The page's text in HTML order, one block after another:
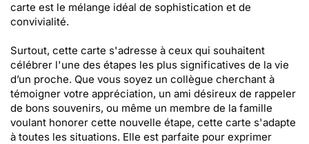
carte est le mélange idéal de sophistication et de
convivialité.
Surtout, cette carte s'adresse à ceux qui souhaitent
célébrer l'une des étapes les plus significatives de la vie
d’un proche. Que vous soyez un collègue cherchant à
témoigner votre appréciation, un ami désireux de rappeler
de bons souvenirs, ou même un membre de la famille
voulant honorer cette nouvelle étape, cette carte s'adapte
à toutes les situations. Elle est parfaite pour exprimer